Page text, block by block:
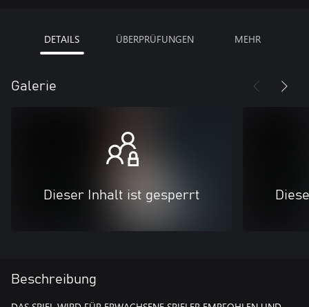
DETAILS ÜBERPRÜFUNGEN MEHR
Galerie
Dieser Inhalt ist gesperrt
Beschreibung